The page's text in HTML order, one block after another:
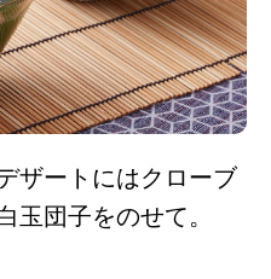
ザートにはクローブ
玉団子をのせて。